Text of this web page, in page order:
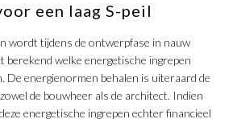
een laag S-peil
wordt tijdens de ontwerpfase in nauw
berekend welke energetische ingrepen
De energienormen behalen is uiteraard de
de bouwheer als de architect. Indien
energetische ingrepen echter financieel